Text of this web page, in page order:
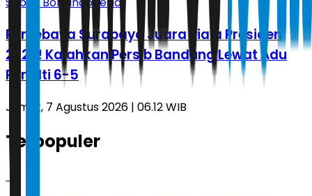
Persebaya Surabaya Juara Piala Presiden
2026! Kalahkan Persib Bandung Lewat Adu
Penalti 6-5
Jumat, 7 Agustus 2026 | 06.12 WIB
Terpopuler
1